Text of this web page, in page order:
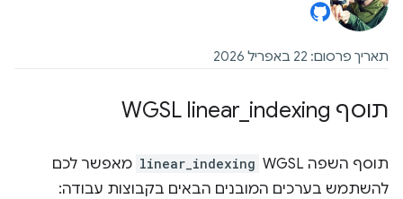
תאריך פרסום: 22 באפריל 2026
תוסף WGSL linear indexing
תוסף השפה WGSL‏ linear_indexing מאפשר לכם
להשתמש בערכים המובנים הבאים בקבוצות עבודה: